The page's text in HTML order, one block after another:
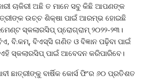
ଚାକିରୀ ଅଛି ତ ମାନେ ସବୁ କିଛି ଆପଣଙ୍କ
ଉଚ୍ଚ ଶିକ୍ଷା ପାଇଁ ଆରମ୍ଭ ହୋଇଛି
ସ୍କଲାରସିପ୍‌ ପ୍ରୋଗ୍ରାମ୍‌ ୨୦୨୨-୨୩।
ବି.କମ୍‌, ବିଏସ୍‌ସି ଗଣିତ ଓ ବିଜ୍ଞାନ ପଢ଼ିବା ପାଇଁ
ଏହି ସ୍କଲାରସିପ୍‌ ପାଇଁ ଆବେଦନ କରିପାରିବେ।
ଛାତ୍ରୀଙ୍କୁ ବାର୍ଷିକ କୋର୍ସ ଫି’ର ୬୦ ପ୍ରତିଶତ